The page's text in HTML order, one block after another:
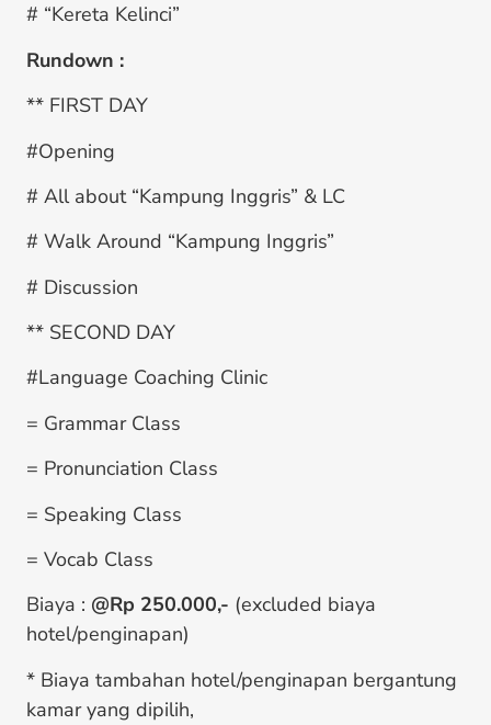
# “Kereta Kelinci”
Rundown :
** FIRST DAY
#Opening
# All about “Kampung Inggris” & LC
# Walk Around “Kampung Inggris”
# Discussion
** SECOND DAY
#Language Coaching Clinic
= Grammar Class
= Pronunciation Class
= Speaking Class
= Vocab Class
Biaya : @Rp 250.000,- (excluded biaya
hotel/penginapan)
* Biaya tambahan hotel/penginapan bergantung
kamar yang dipilih,